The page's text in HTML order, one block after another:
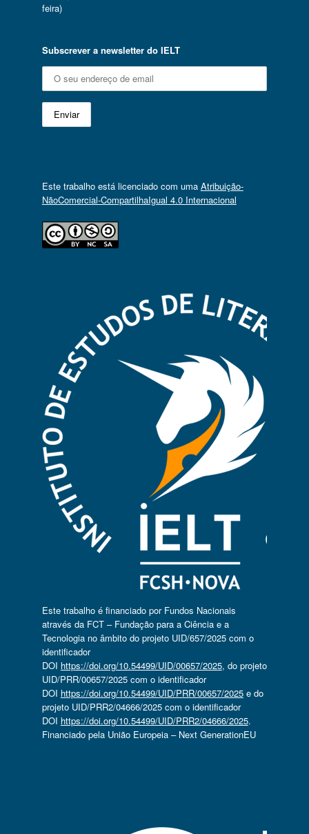
feira)
Subscrever a newsletter do IELT
Este trabalho está licenciado com uma Atribuição-
NãoComercial-CompartilhaIgual 4.0 Internacional
Este trabalho é financiado por Fundos Nacionais
através da FCT – Fundação para a Ciência e a
Tecnologia no âmbito do projeto UID/657/2025 com o
identificador
DOI https://doi.org/10.54499/UID/00657/2025, do projeto
UID/PRR/00657/2025 com o identificador
DOI https://doi.org/10.54499/UID/PRR/00657/2025e do
projeto UID/PRR2/04666/2025 com o identificador
DOI https://doi.org/10.54499/UID/PRR2/04666/2025.
Financiado pela União Europeia – Next GenerationEU